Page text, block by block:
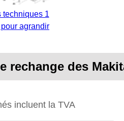
techniques 1
agrandir
rechange des
incluent la TVA